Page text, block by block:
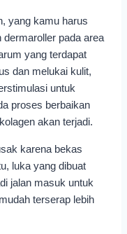
yang kamu harus
dermaroller pada area
yang terdapat
dan melukai kulit,
untuk
proses berbaikan
akan terjadi.
karena bekas
luka yang dibuat
jalan masuk untuk
terserap lebih